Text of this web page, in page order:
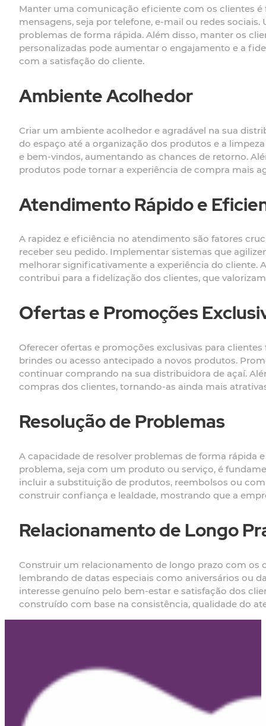
Manter uma comunicação eficiente com os clientes
mensagens, seja por telefone, e-mail ou redes
problemas de forma rápida. Além disso, manter os
personalizadas pode aumentar o engajamento e a
com a satisfação do cliente.
Ambiente Acolhedor
Criar um ambiente acolhedor e agradável na sua
do espaço até a organização dos produtos e a
e bem-vindos, aumentando as chances de retorno.
produtos pode tornar a experiência de compra mais
Atendimento Rápido e
A rapidez e eficiência no atendimento são fatores
receber seu pedido. Implementar sistemas que
melhorar significativamente a experiência do cliente.
contribui para a fidelização dos clientes, que
Ofertas e Promoções
Oferecer ofertas e promoções exclusivas para
brindes ou acesso antecipado a novos produtos.
continuar comprando na sua distribuidora de açaí.
compras dos clientes, tornando-as ainda mais
Resolução de Problemas
A capacidade de resolver problemas de forma
problema, seja com um produto ou serviço, é
incluir a substituição de produtos, reembolsos ou
construir confiança e lealdade, mostrando que a
Relacionamento de Longo
Construir um relacionamento de longo prazo com os
lembrando de datas especiais como aniversários ou
interesse genuíno pelo bem-estar e satisfação dos
construído com base na consistência, qualidade do